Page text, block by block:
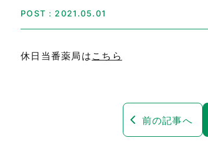
POST：2021.05.01
休日当番薬局はこちら
前の記事へ